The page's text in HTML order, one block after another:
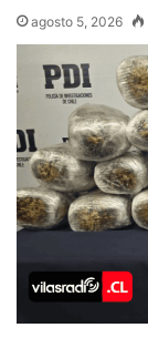
agosto 5, 2026